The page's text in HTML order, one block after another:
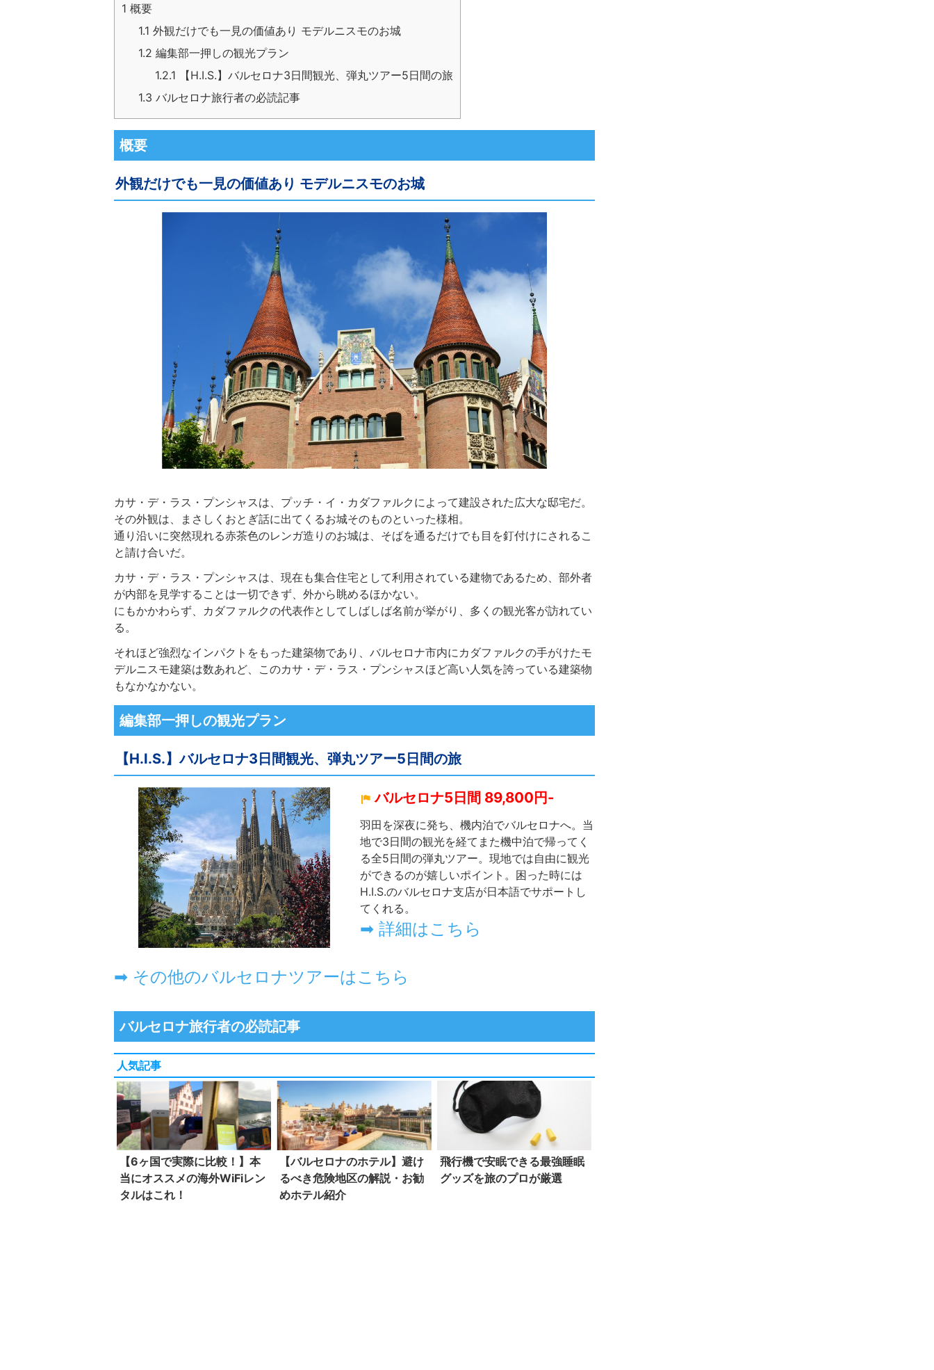
1 概要
1.1 外観だけでも一見の価値あり モデルニスモのお城
1.2 編集部一押しの観光プラン
1.2.1 【H.I.S.】バルセロナ3日間観光、弾丸ツアー5日間の旅
1.3 バルセロナ旅行者の必読記事
概要
外観だけでも一見の価値あり モデルニスモのお城
カサ・デ・ラス・プンシャスは、プッチ・イ・カダファルクによって建設された広大な邸宅だ。
その外観は、まさしくおとぎ話に出てくるお城そのものといった様相。
通り沿いに突然現れる赤茶色のレンガ造りのお城は、そばを通るだけでも目を釘付けにされるこ
と請け合いだ。
カサ・デ・ラス・プンシャスは、現在も集合住宅として利用されている建物であるため、部外者
が内部を見学することは一切できず、外から眺めるほかない。
にもかかわらず、カダファルクの代表作としてしばしば名前が挙がり、多くの観光客が訪れてい
る。
それほど強烈なインパクトをもった建築物であり、バルセロナ市内にカダファルクの手がけたモ
デルニスモ建築は数あれど、このカサ・デ・ラス・プンシャスほど高い人気を誇っている建築物
もなかなかない。
編集部一押しの観光プラン
【H.I.S.】バルセロナ3日間観光、弾丸ツアー5日間の旅
バルセロナ旅行者の必読記事
人気記事
【6ヶ国で実際に比較！】本
当にオススメの海外WiFiレン
タルはこれ！
【バルセロナのホテル】避け
るべき危険地区の解説・お勧
めホテル紹介
飛行機で安眠できる最強睡眠
グッズを旅のプロが厳選